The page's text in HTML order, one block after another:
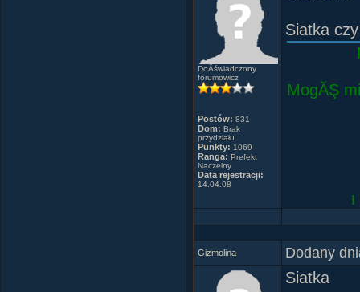
DoÂświadczony
forumowicz
Postów: 831
Dom: Brak
przydziału
Punkty: 1069
Ranga: Prefekt
Naczelny
Data rejestracji:
14.04.08
Siatka
MogĂŞ
Gizmolina Dodany
Siatka